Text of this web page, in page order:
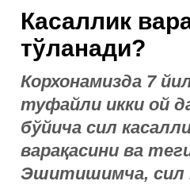
Касаллик
тўланади?
Корхонамизда 7
туфайли икки ой
бўйича сил
варақасини ва
Эшитишимча, сил